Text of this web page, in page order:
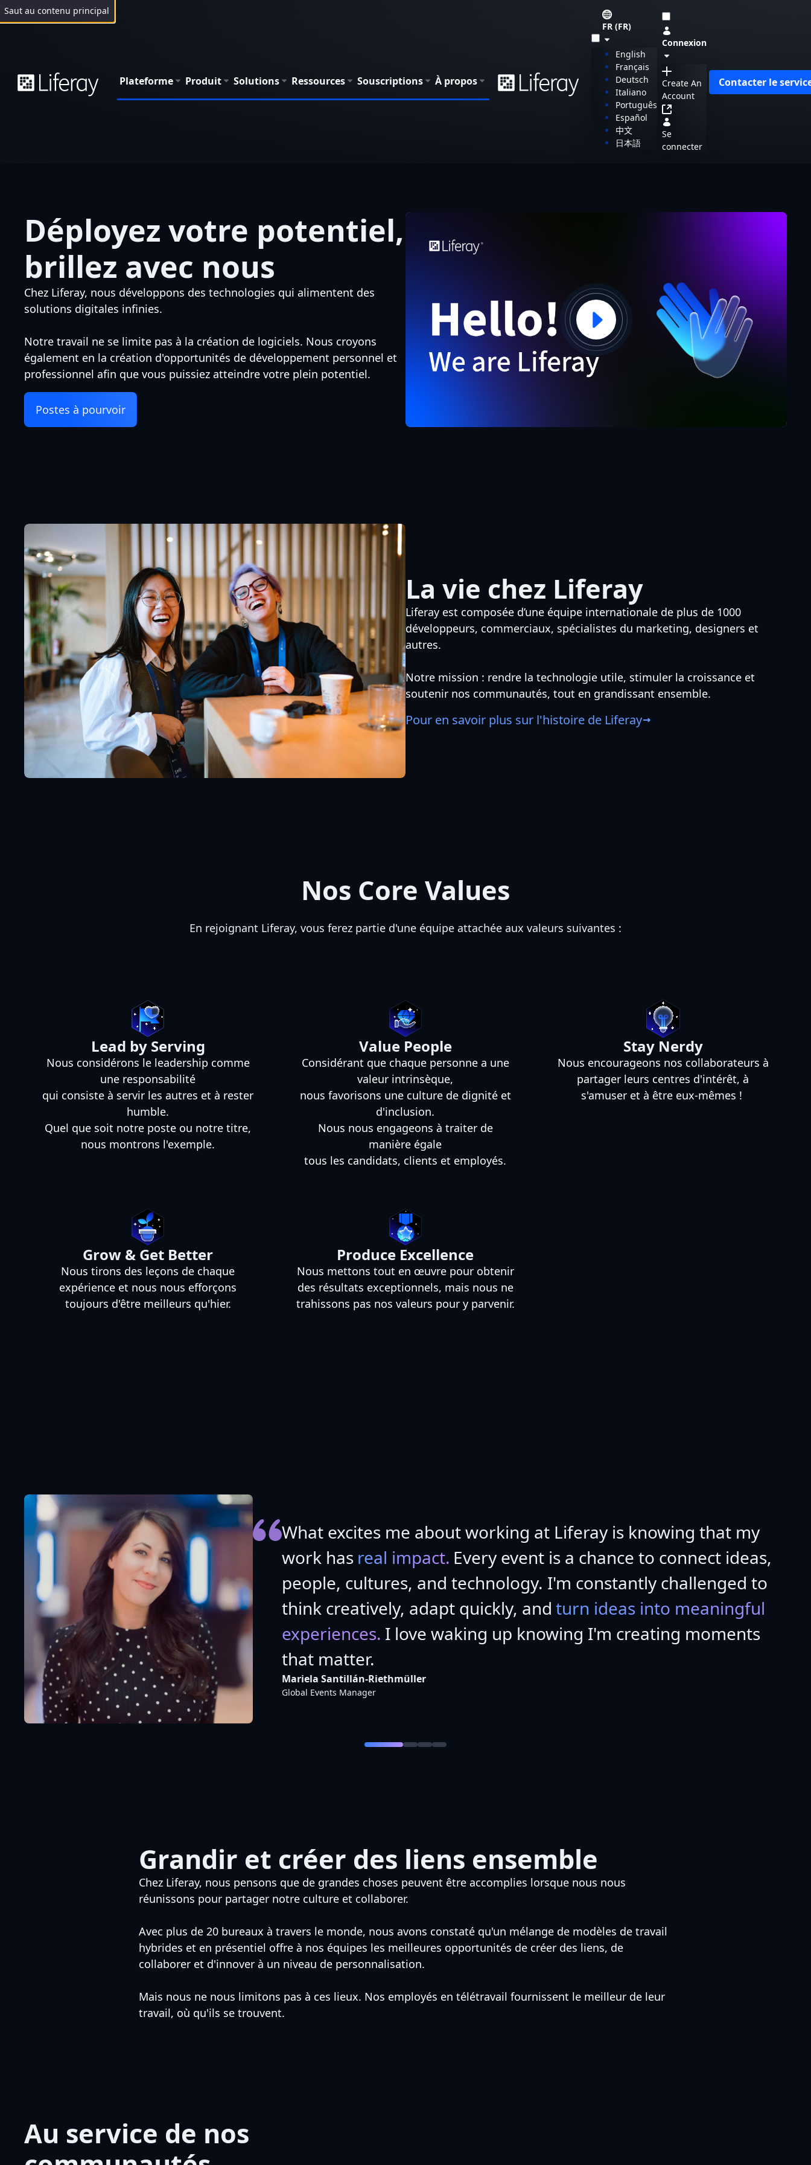
Saut au contenu principal
Plateforme Produit Solutions Ressources Souscriptions À propos
FR (FR)
English
Français
Deutsch
Italiano
Português
Español
中文
日本語
Connexion
Create An
Account
Se
connecter
Contacter le
Déployez votre potentiel,
brillez avec nous
Chez Liferay, nous développons des technologies qui alimentent des
solutions digitales infinies.
Notre travail ne se limite pas à la création de logiciels. Nous croyons
également en la création d'opportunités de développement personnel et
professionnel afin que vous puissiez atteindre votre plein potentiel.
Postes à pourvoir
La vie chez Liferay
Liferay est composée d’une équipe internationale de plus de 1000
développeurs, commerciaux, spécialistes du marketing, designers et
autres.
Notre mission : rendre la technologie utile, stimuler la croissance et
soutenir nos communautés, tout en grandissant ensemble.
Pour en savoir plus sur l'histoire de Liferay
Nos Core Values
En rejoignant Liferay, vous ferez partie d'une équipe attachée aux valeurs suivantes :
Lead by Serving
Nous considérons le leadership comme
une responsabilité
qui consiste à servir les autres et à rester
humble.
Quel que soit notre poste ou notre titre,
nous montrons l'exemple.
Value People
Considérant que chaque personne a une
valeur intrinsèque,
nous favorisons une culture de dignité et
d'inclusion.
Nous nous engageons à traiter de
manière égale
tous les candidats, clients et employés.
Stay Nerdy
Nous encourageons nos collaborateurs à
partager leurs centres d'intérêt, à
s'amuser et à être eux-mêmes !
Grow & Get Better
Nous tirons des leçons de chaque
expérience et nous nous efforçons
toujours d'être meilleurs qu'hier.
Produce Excellence
Nous mettons tout en œuvre pour obtenir
des résultats exceptionnels, mais nous ne
trahissons pas nos valeurs pour y parvenir.
What excites me about working at Liferay is knowing that my
work has real impact. Every event is a chance to connect ideas,
people, cultures, and technology. I'm constantly challenged to
think creatively, adapt quickly, and turn ideas into meaningful
experiences. I love waking up knowing I'm creating moments
that matter.
Mariela Santillán-Riethmüller
Global Events Manager
Grandir et créer des liens ensemble
Chez Liferay, nous pensons que de grandes choses peuvent être accomplies lorsque nous nous
réunissons pour partager notre culture et collaborer.
Avec plus de 20 bureaux à travers le monde, nous avons constaté qu'un mélange de modèles de travail
hybrides et en présentiel offre à nos équipes les meilleures opportunités de créer des liens, de
collaborer et d'innover à un niveau de personnalisation.
Mais nous ne nous limitons pas à ces lieux. Nos employés en télétravail fournissent le meilleur de leur
travail, où qu'ils se trouvent.
Au service de nos